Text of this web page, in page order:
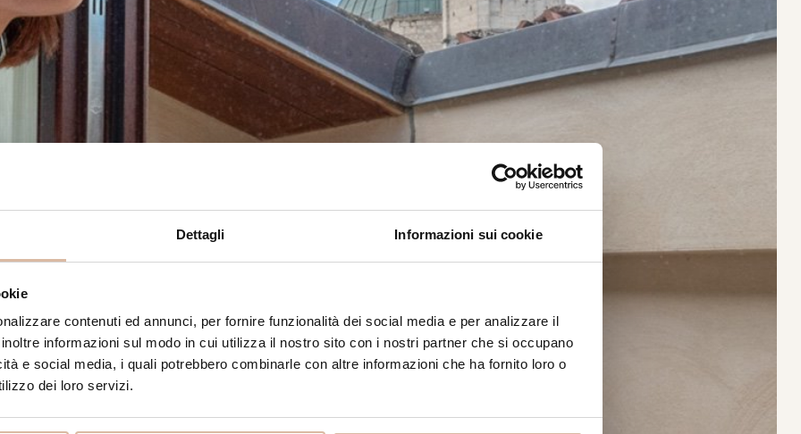
Dettagli Informazioni sui cookie
contenuti ed annunci, per fornire funzionalità dei social media e per analizzare il
informazioni sul modo in cui utilizza il nostro sito con i nostri partner che si occupano
e social media, i quali potrebbero combinarle con altre informazioni che ha fornito loro o
dei loro servizi.